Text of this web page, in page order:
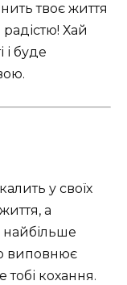
твоє життя
радістю! Хай
буде
у своїх
а
найбільше
виповнює
тобі кохання.